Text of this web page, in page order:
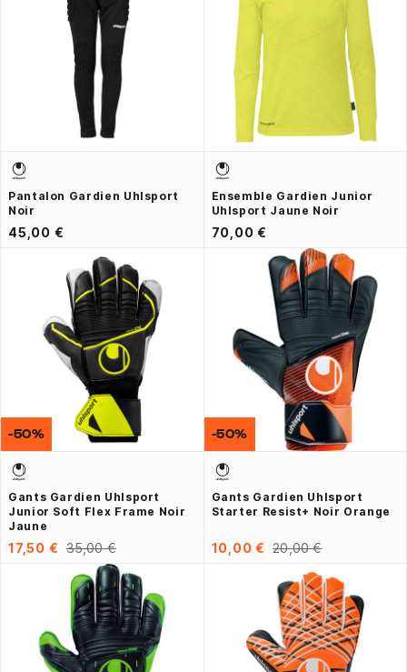
Pantalon Gardien Uhlsport
Noir
45,00 €
Ensemble Gardien Junior
Uhlsport Jaune Noir
70,00 €
Gants Gardien Uhlsport
Junior Soft Flex Frame Noir
Jaune
17,50 € 35,00 €
-50%
Gants Gardien Uhlsport
Starter Resist+ Noir Orange
10,00 € 20,00 €
-50%